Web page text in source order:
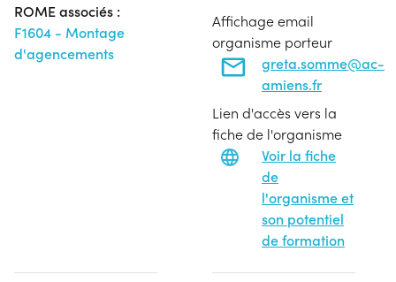
ROME associés :
F1604 - Montage
d'agencements
Affichage email
organisme porteur
greta.somme@ac-
amiens.fr
Lien d'accès vers la
fiche de l'organisme
Voir la fiche
de
l'organisme et
son potentiel
de formation